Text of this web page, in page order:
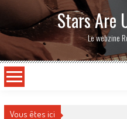
Stars Are
Le webzine
Vous êtes ici